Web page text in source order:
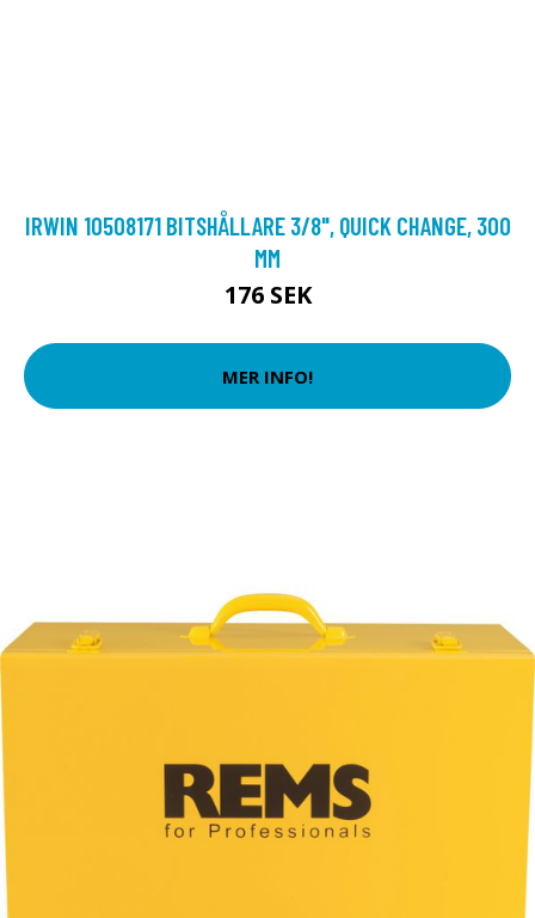
IRWIN 10508171 BITSHÅLLARE 3/8", QUICK CHANGE, 300
MM
176 SEK
MER INFO!